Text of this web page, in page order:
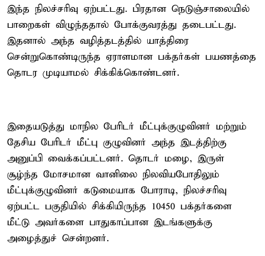
இந்த நிலச்சரிவு ஏற்பட்டது. பிரதான நெடுஞ்சாலையில்
பாறைகள் விழுந்ததால் போக்குவரத்து தடைபட்டது.
இதனால் அந்த வழித்தடத்தில் யாத்திரை
சென்றுகொண்டிருந்த ஏராளமான பக்தர்கள் பயணத்தை
தொடர முடியாமல் சிக்கிக்கொண்டனர்.
இதையடுத்து மாநில பேரிடர் மீட்புக்குழுவினர் மற்றும்
தேசிய பேரிடர் மீட்பு குழுவினர் அந்த இடத்திற்கு
அனுப்பி வைக்கப்பட்டனர். தொடர் மழை, இருள்
சூழ்ந்த மோசமான வானிலை நிலவியபோதிலும்
மீட்புக்குழுவினர் கடுமையாக போராடி, நிலச்சரிவு
ஏற்பட்ட பகுதியில் சிக்கியிருந்த 10450 பக்தர்களை
மீட்டு அவர்களை பாதுகாப்பான இடங்களுக்கு
அழைத்துச் சென்றனர்.